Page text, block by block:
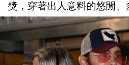
獎，穿著出人意料的悠閒、